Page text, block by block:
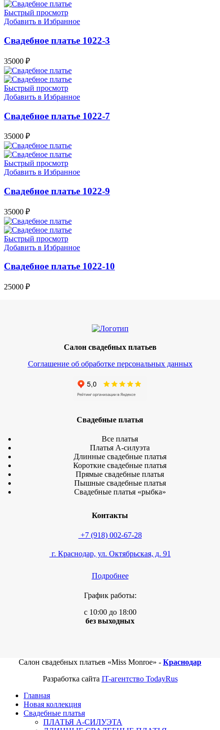
Быстрый просмотр
Добавить в Избранное
Свадебное платье 1022-3
35000 ₽
Быстрый просмотр
Добавить в Избранное
Свадебное платье 1022-7
35000 ₽
Быстрый просмотр
Добавить в Избранное
Свадебное платье 1022-9
35000 ₽
Быстрый просмотр
Добавить в Избранное
Свадебное платье 1022-10
25000 ₽
Салон свадебных платьев
Соглашение об обработке персональных данных
Свадебные платья
Все платья
Платья А-силуэта
Длинные свадебные платья
Короткие свадебные платья
Прямые свадебные платья
Пышные свадебные платья
Свадебные платья «рыбка»
Контакты
+7 (918) 002-67-28
г. Краснодар, ул. Октябрьская, д. 91
Подробнее
График работы:
с 10:00 до 18:00
без выходных
Салон свадебных платьев «Miss Monroe» - Краснодар
Разработка сайта IT-агентство TodayRus
Главная
Новая коллекция
Свадебные платья
ПЛАТЬЯ А-СИЛУЭТА